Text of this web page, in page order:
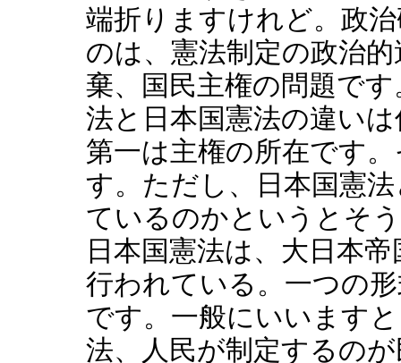
端折りますけれど。政
のは、憲法制定の政治
棄、国民主権の問題で
法と日本国憲法の違い
第一は主権の所在です
す。ただし、日本国憲
ているのかというとそ
日本国憲法は、大日本
行われている。一つの
です。一般にいいます
法、人民が制定するの